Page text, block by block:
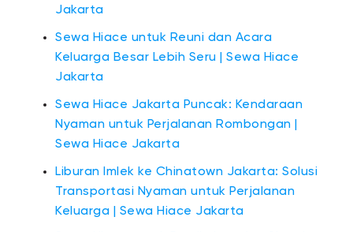
Jakarta
Sewa Hiace untuk Reuni dan Acara
Keluarga Besar Lebih Seru | Sewa Hiace
Jakarta
Sewa Hiace Jakarta Puncak: Kendaraan
Nyaman untuk Perjalanan Rombongan |
Sewa Hiace Jakarta
Liburan Imlek ke Chinatown Jakarta: Solusi
Transportasi Nyaman untuk Perjalanan
Keluarga | Sewa Hiace Jakarta